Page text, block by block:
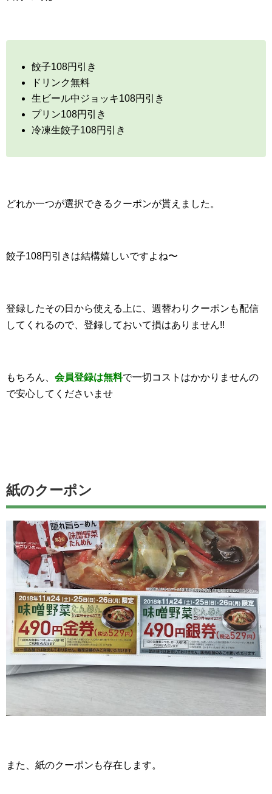
餃子108円引き
ドリンク無料
生ビール中ジョッキ108円引き
プリン108円引き
冷凍生餃子108円引き
どれか一つが選択できるクーポンが貰えました。
餃子108円引きは結構嬉しいですよね〜
登録したその日から使える上に、週替わりクーポンも配信
してくれるので、登録しておいて損はありません!!
もちろん、 会員登録は無料で一切コストはかかりませんの
で安心してくださいませ
紙のクーポン
また、紙のクーポンも存在します。